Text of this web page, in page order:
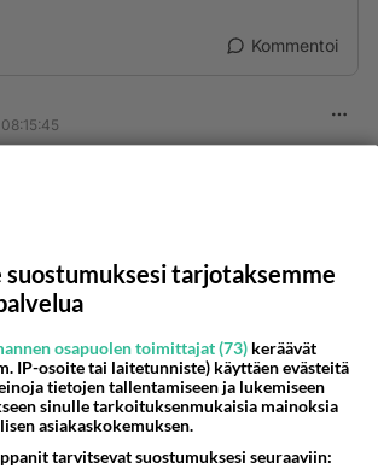
Kommentoi
on pitkä viive ei mitään vaaraa
ettei poliisi näe.
tarjotaksemme
osapuolen toimittajat (73) keräävät
IP-osoite tai laitetunniste) käyttäen evästeitä
tietojen tallentamiseen ja lukemiseen
sinulle tarkoituksenmukaisia mainoksia
asiakaskokemuksen.
tarvitsevat suostumuksesi seuraaviin: